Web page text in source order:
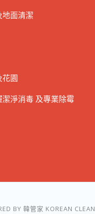
面清潔
花園
潔淨消毒 及專業除霉
BY 韓管家 KOREAN CLEAN